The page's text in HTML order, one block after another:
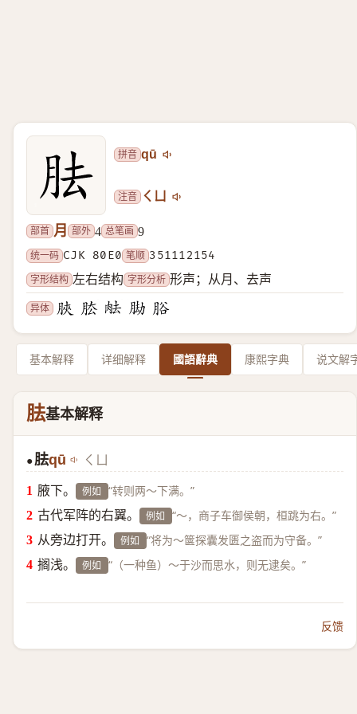
拼音 qū
注音 ㄑㄩ
部首 月 部外 4 总笔画 9
统一码 CJK 80E0 笔顺 351112154
字形结构 左右结构 字形分析 形声；从月、去声
异体
基本解释 详细解释 國語辭典 康熙字典 说文解
胠基本解释
●胠qū ㄑㄩ
腋下。 例如 “转则两～下满。”
古代军阵的右翼。 例如 “～，商子车御侯朝，桓跳为右。”
从旁边打开。 例如 “将为～箧探囊发匮之盗而为守备。”
搁浅。 例如 “（一种鱼）～于沙而思水，则无逮矣。”
反馈